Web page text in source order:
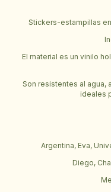
Stickers-estampillas
El material es un vinilo
Son resistentes al agua,
ideales
Argentina, Eva,
Diego,